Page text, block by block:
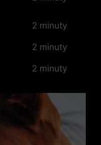
2 minuty
2 minuty
2 minuty